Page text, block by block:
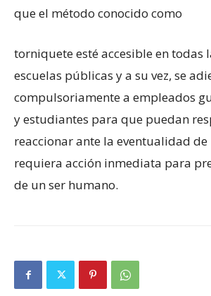
que el método conocido como
torniquete esté accesible en todas
escuelas públicas y a su vez, se
compulsoriamente a empleados
y estudiantes para que puedan
reaccionar ante la eventualidad de
requiera acción inmediata para
de un ser humano.